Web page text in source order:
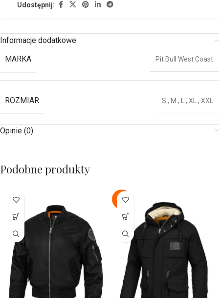
Udostępnij:
Informacje dodatkowe
MARKA
Pit Bull West Coast
ROZMIAR S , M , L, XL, XXL
Opinie (0)
Podobne produkty
-36%